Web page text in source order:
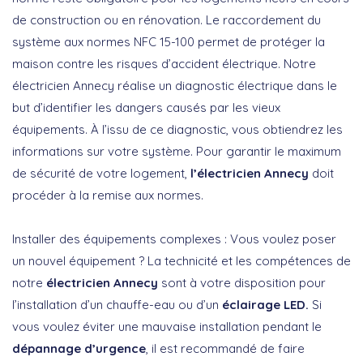
de construction ou en rénovation. Le raccordement du
système aux normes NFC 15-100 permet de protéger la
maison contre les risques d’accident électrique. Notre
électricien Annecy réalise un diagnostic électrique dans le
but d’identifier les dangers causés par les vieux
équipements. À l’issu de ce diagnostic, vous obtiendrez les
informations sur votre système. Pour garantir le maximum
de sécurité de votre logement, l’électricien Annecy doit
procéder à la remise aux normes.
Installer des équipements complexes : Vous voulez poser
un nouvel équipement ? La technicité et les compétences de
notre électricien Annecy sont à votre disposition pour
l’installation d’un chauffe-eau ou d’un éclairage LED. Si
vous voulez éviter une mauvaise installation pendant le
dépannage d’urgence , il est recommandé de faire